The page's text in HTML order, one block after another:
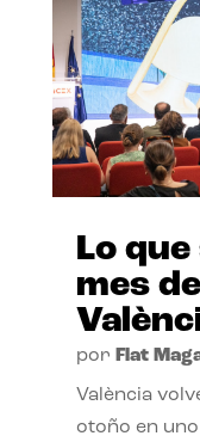
Lo
mes
por Flat
València
otoño en